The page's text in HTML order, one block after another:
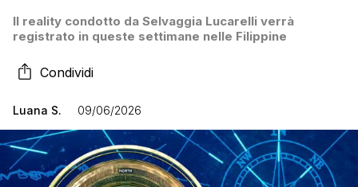
Il reality condotto da Selvaggia Lucarelli verrà
registrato in queste settimane nelle Filippine
Condividi
Luana S. 09/06/2026